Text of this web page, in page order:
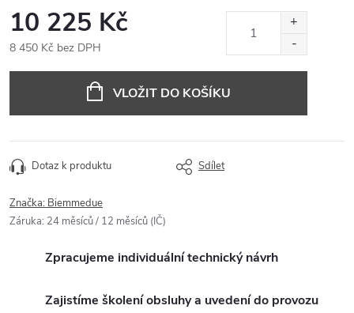
10 225 Kč
8 450 Kč bez DPH
VLOŽIT DO KOŠÍKU
Dotaz k produktu Sdílet
Značka: Biemmedue
Záruka: 24 měsíců / 12 měsíců (IČ)
Zpracujeme individuální technický návrh
Zajistíme školení obsluhy a uvedení do provozu